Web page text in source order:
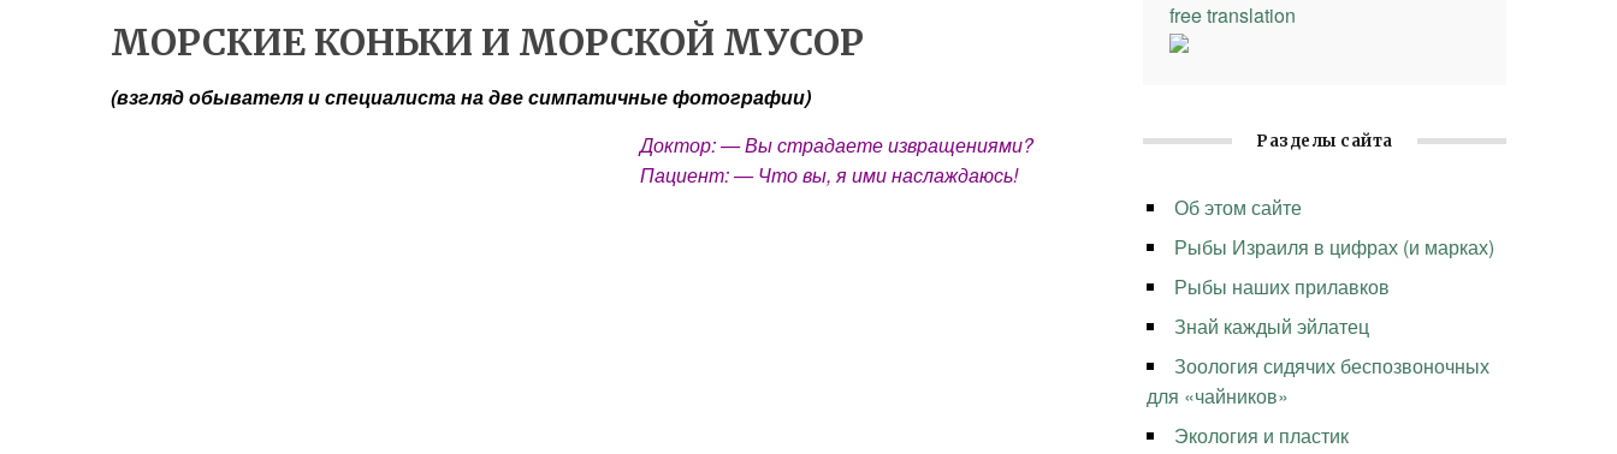
МОРСКИЕ КОНЬКИ И МОРСКОЙ МУСОР
(взгляд обывателя и специалиста на две симпатичные фотографии)
Доктор: — Вы страдаете извращениями?
Пациент: — Что вы, я ими наслаждаюсь!
free translation
Разделы сайта
Об этом сайте
Рыбы Израиля в цифрах (и марках)
Рыбы наших прилавков
Знай каждый эйлатец
Зоология сидячих беспозвоночных
для «чайников»
Экология и пластик